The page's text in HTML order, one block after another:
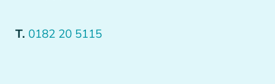
T. 0182 20 5115